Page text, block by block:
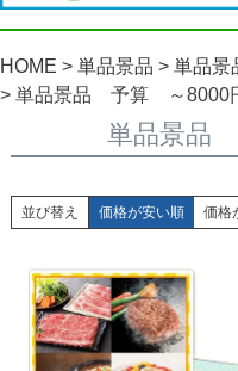
HOME 単品景品
単品
単品景品 予算 ～8000
単品景品
並び替え 価格が安い順 価格